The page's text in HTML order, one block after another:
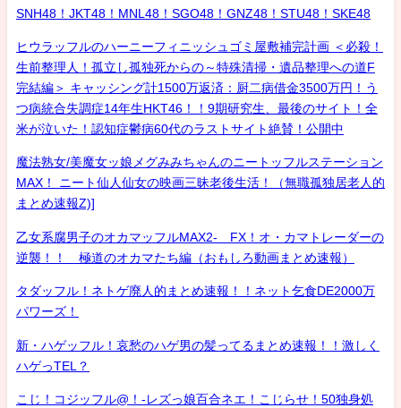
SNH48！JKT48！MNL48！SGO48！GNZ48！STU48！SKE48
ヒウラッフルのハーニーフィニッシュゴミ屋敷補完計画 ＜必殺！
生前整理人！孤立し孤独死からの～特殊清掃・遺品整理への道F
完結編＞ キャッシング計1500万返済：厨二病借金3500万円！う
つ病統合失調症14年生HKT46！！9期研究生、最後のサイト！全
米が泣いた！認知症鬱病60代のラストサイト絶賛！公開中
魔法熟女/美魔女ッ娘メグみみちゃんのニートッフルステーション
MAX！ ニート仙人仙女の映画三昧老後生活！（無職孤独居老人的
まとめ速報Z)]
乙女系腐男子のオカマッフルMAX2- FX！オ・カマトレーダーの
逆襲！！ 極道のオカマたち編（おもしろ動画まとめ速報）
タダッフル！ネトゲ廃人的まとめ速報！！ネット乞食DE2000万
パワーズ！
新・ハゲッフル！哀愁のハゲ男の髪ってるまとめ速報！！激しく
ハゲっTEL？
こじ！コジッフル@！-レズっ娘百合ネエ！こじらせ！50独身処